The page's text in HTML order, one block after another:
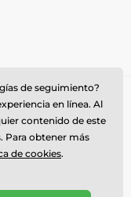
creada por
de seguimiento?
en línea. Al
contenido de este
Para obtener más
de cookies.